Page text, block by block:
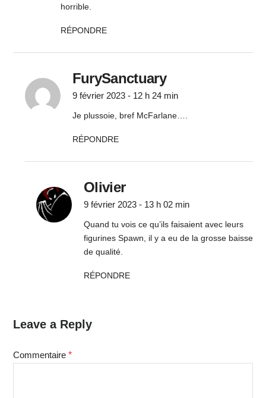
horrible.
RÉPONDRE
FurySanctuary
9 février 2023 - 12 h 24 min
Je plussoie, bref McFarlane….
RÉPONDRE
Olivier
9 février 2023 - 13 h 02 min
Quand tu vois ce qu’ils faisaient avec leurs
figurines Spawn, il y a eu de la grosse baisse
de qualité.
RÉPONDRE
Leave a Reply
Commentaire *